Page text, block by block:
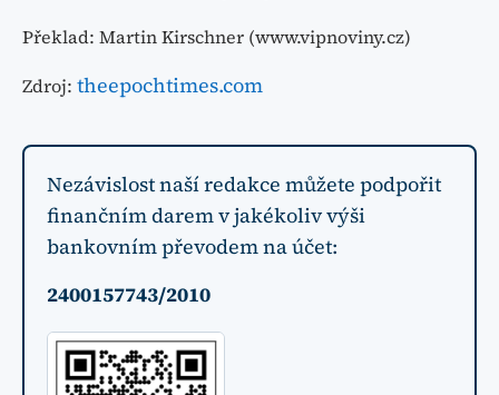
Překlad: Martin Kirschner (www.vipnoviny.cz)
Zdroj: theepochtimes.com
Nezávislost naší redakce můžete podpořit
finančním darem v jakékoliv výši
bankovním převodem na účet:
2400157743/2010